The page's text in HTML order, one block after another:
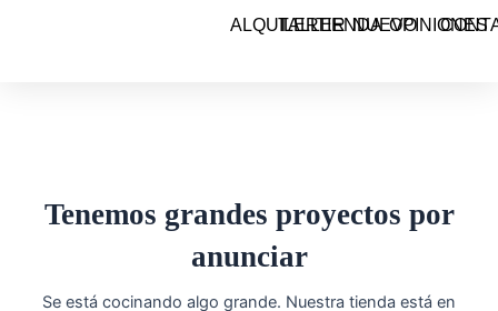
ALQUILER
TALLERTIENDANUEVOOPINIONES
Tenemos grandes proyectos por
anunciar
Se está cocinando algo grande. Nuestra tienda está en